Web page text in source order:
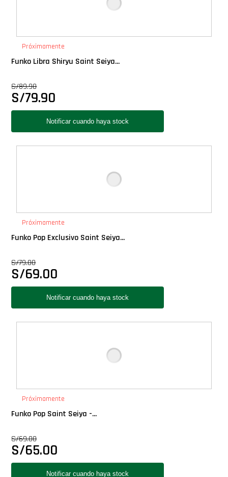
Plush
Pop Nook (Rincon)
Pop Regular
Pop Rides
PRÓXIMAMENTE
Star Wars Oferta
Próximamente
Funko Libra Shiryu Saint Seiya...
S/89.90
S/79.90
Próximamente
Funko Pop Exclusivo Saint Seiya...
S/79.00
S/69.00
Próximamente
Funko Pop Saint Seiya -...
S/69.00
S/65.00